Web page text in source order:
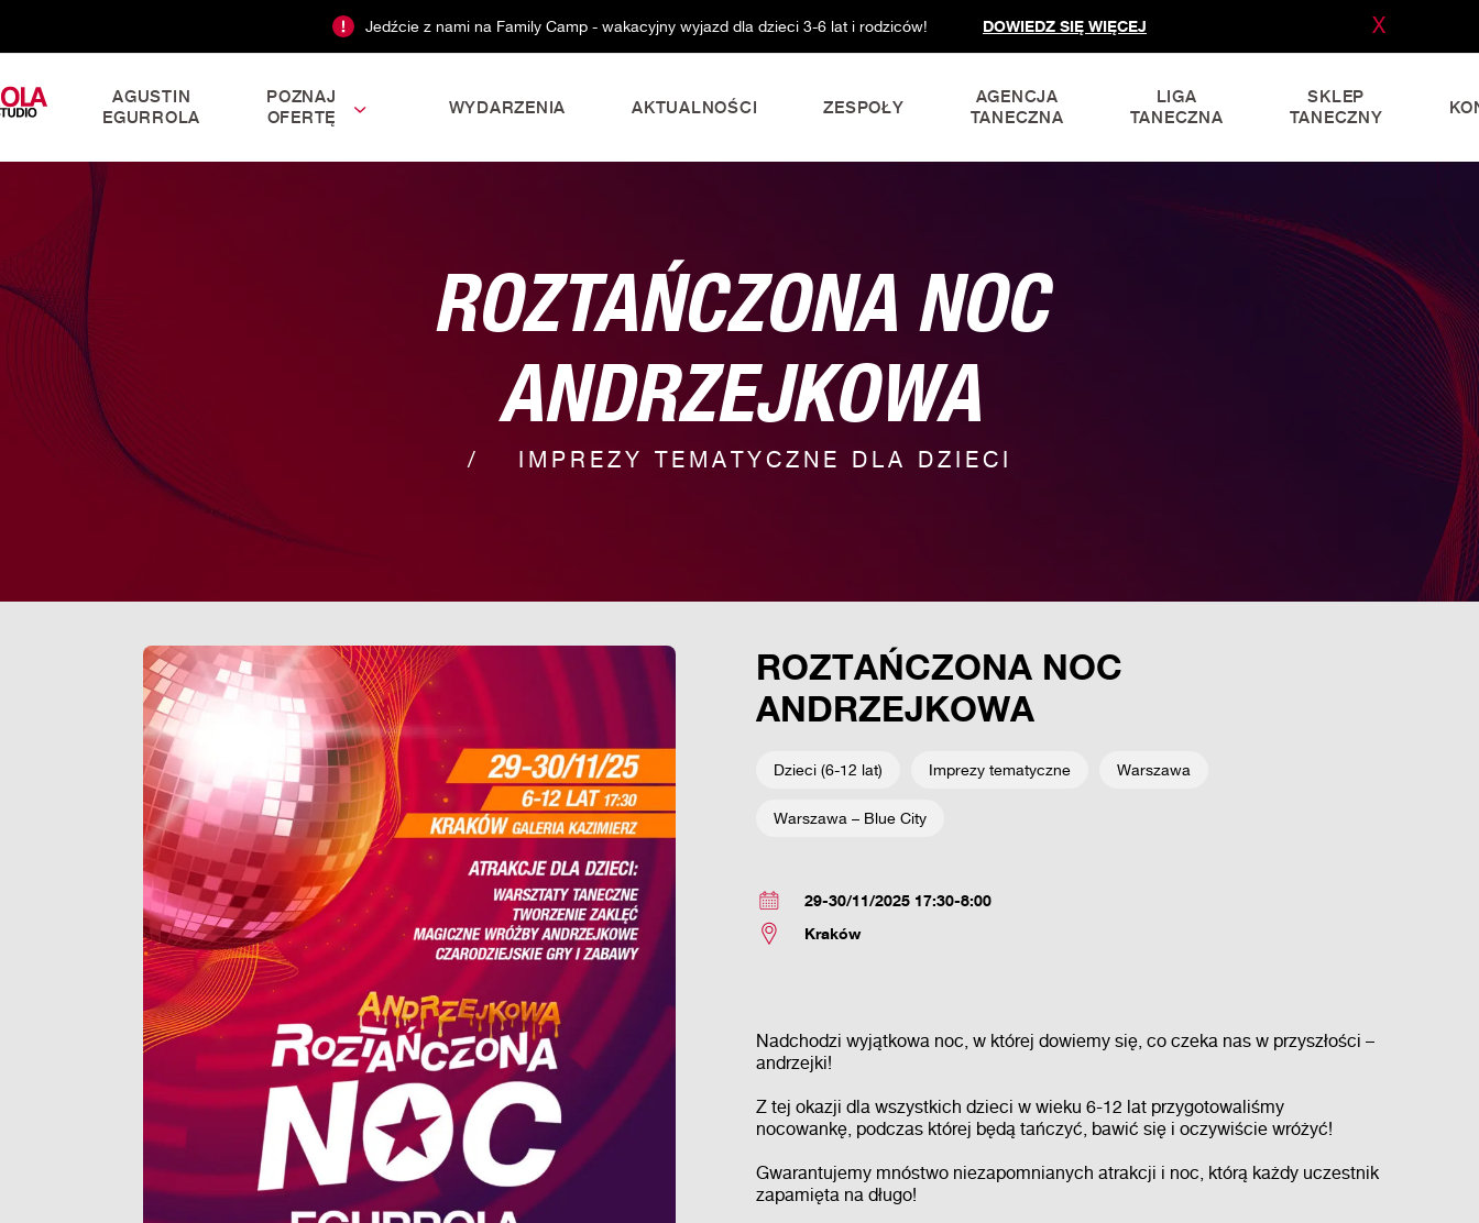
X
Jedźcie z nami na Family Camp - wakacyjny wyjazd dla dzieci 3-6 lat i rodziców! DOWIEDZ SIĘ WIĘCEJ
AGUSTIN
EGURROLA
POZNAJ
OFERTĘ
WYDARZENIA AKTUALNOŚCI ZESPOŁY
AGENCJA
TANECZNA
LIGA
TANECZNA
SKLEP
TANECZNY
ROZTAŃCZONA NOC
ANDRZEJKOWA
IMPREZY TEMATYCZNE DLA DZIECI
ROZTAŃCZONA NOC
ANDRZEJKOWA
Dzieci (6-12 lat) Imprezy tematyczne Warszawa
Warszawa – Blue City
29-30/11/2025 17:30-8:00
Kraków
Nadchodzi wyjątkowa noc, w której dowiemy się, co czeka nas w przyszłości –
andrzejki!
Z tej okazji dla wszystkich dzieci w wieku 6-12 lat przygotowaliśmy
nocowankę, podczas której będą tańczyć, bawić się i oczywiście wróżyć!
Gwarantujemy mnóstwo niezapomnianych atrakcji i noc, którą każdy uczestnik
zapamięta na długo!